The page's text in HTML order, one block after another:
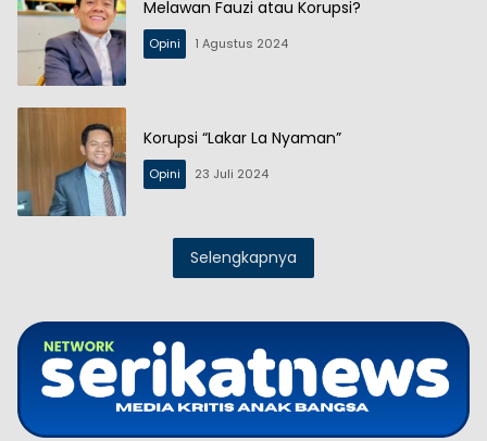
Melawan Fauzi atau Korupsi?
Opini 1 Agustus 2024
Korupsi “Lakar La Nyaman”
Opini 23 Juli 2024
Selengkapnya